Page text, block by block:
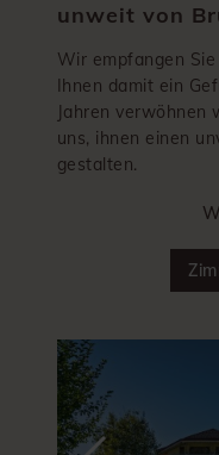
unweit von
Wir empfangen
Ihnen damit ein
Jahren verwöhnen
uns, ihnen einen
gestalten.